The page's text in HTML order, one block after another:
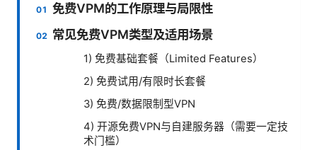
免费VPM的工作原理与局限性
常见免费VPM类型及适用场景
1) 免费基础套餐（Limited Features）
2) 免费试用/有限时长套餐
3) 免费/数据限制型VPN
4) 开源免费VPN与自建服务器（需要一定技
术门槛）